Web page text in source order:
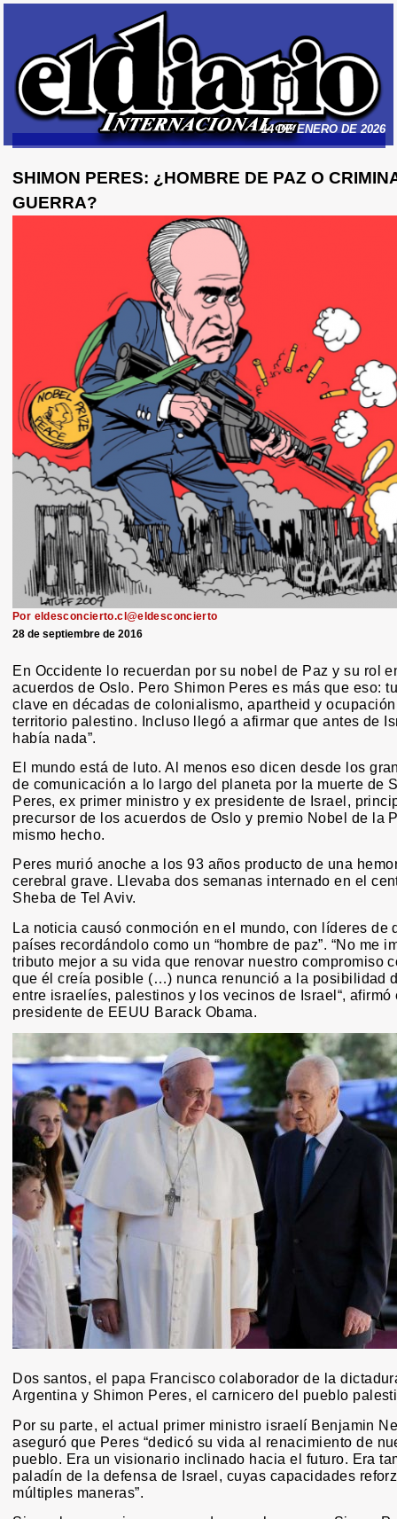
14 DE ENERO DE 2026
SHIMON PERES: ¿HOMBRE DE PAZ O
GUERRA?
Por eldesconcierto.cl@eldesconcierto
28 de septiembre de 2016
En Occidente lo recuerdan por su nobel de Paz y su rol
acuerdos de Oslo. Pero Shimon Peres es más que eso:
clave en décadas de colonialismo, apartheid y
territorio palestino. Incluso llegó a afirmar que antes de
había nada”.
El mundo está de luto. Al menos eso dicen desde los
de comunicación a lo largo del planeta por la muerte de
Peres, ex primer ministro y ex presidente de Israel,
precursor de los acuerdos de Oslo y premio Nobel de la
mismo hecho.
Peres murió anoche a los 93 años producto de una
cerebral grave. Llevaba dos semanas internado en el
Sheba de Tel Aviv.
La noticia causó conmoción en el mundo, con líderes de
países recordándolo como un “hombre de paz”. “No me
tributo mejor a su vida que renovar nuestro compromiso
que él creía posible (…) nunca renunció a la posibilidad
entre israelíes, palestinos y los vecinos de Israel“, afirmó
presidente de EEUU Barack Obama.
Dos santos, el papa Francisco colaborador de la
Argentina y Shimon Peres, el carnicero del pueblo
Por su parte, el actual primer ministro israelí Benjamin
aseguró que Peres “dedicó su vida al renacimiento de
pueblo. Era un visionario inclinado hacia el futuro. Era
paladín de la defensa de Israel, cuyas capacidades
múltiples maneras”.